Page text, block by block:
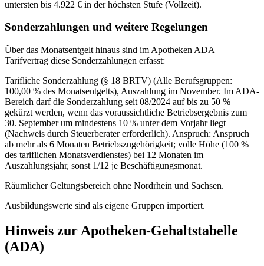
untersten bis 4.922 € in der höchsten Stufe (Vollzeit).
Sonderzahlungen und weitere Regelungen
Über das Monatsentgelt hinaus sind im Apotheken ADA
Tarifvertrag diese Sonderzahlungen erfasst:
Tarifliche Sonderzahlung (§ 18 BRTV) (Alle Berufsgruppen:
100,00 % des Monatsentgelts), Auszahlung im November. Im ADA-
Bereich darf die Sonderzahlung seit 08/2024 auf bis zu 50 %
gekürzt werden, wenn das voraussichtliche Betriebsergebnis zum
30. September um mindestens 10 % unter dem Vorjahr liegt
(Nachweis durch Steuerberater erforderlich). Anspruch: Anspruch
ab mehr als 6 Monaten Betriebszugehörigkeit; volle Höhe (100 %
des tariflichen Monatsverdienstes) bei 12 Monaten im
Auszahlungsjahr, sonst 1/12 je Beschäftigungsmonat.
Räumlicher Geltungsbereich ohne Nordrhein und Sachsen.
Ausbildungswerte sind als eigene Gruppen importiert.
Hinweis zur Apotheken-Gehaltstabelle
(ADA)